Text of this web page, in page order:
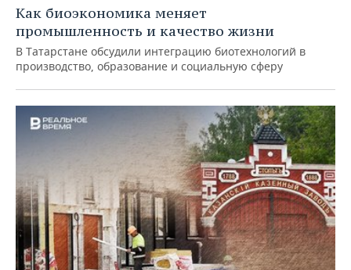
Как биоэкономика меняет
промышленность и качество жизни
В Татарстане обсудили интеграцию биотехнологий в
производство, образование и социальную сферу